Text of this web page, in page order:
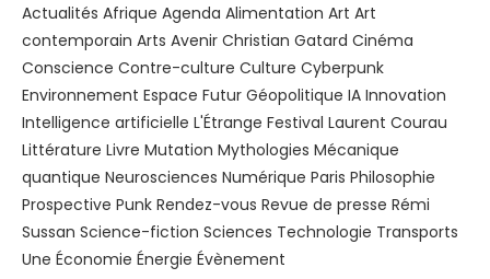
Actualités Afrique Agenda Alimentation Art Art
contemporain Arts Avenir Christian Gatard Cinéma
Conscience Contre-culture Culture Cyberpunk
Environnement Espace Futur Géopolitique IA Innovation
Intelligence artificielle L'Étrange Festival Laurent Courau
Littérature Livre Mutation Mythologies Mécanique
quantique Neurosciences Numérique Paris Philosophie
Prospective Punk Rendez-vous Revue de presse Rémi
Sussan Science-fiction Sciences Technologie Transports
Une Économie Énergie Évènement